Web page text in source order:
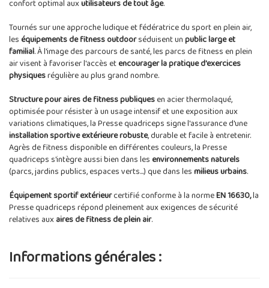
confort optimal auxutilisateurs de tout âge.
Tournés sur une approche ludique et fédératrice du sport en plein air,
leséquipements de fitness outdoorséduisent unpublic large et
familial. À l'image des parcours de santé, les parcs de fitness en plein
air visent à favoriser l'accès etencourager la pratique d'exercices
physiquesrégulière au plus grand nombre.
Structure pour aires de fitness publiquesen acier thermolaqué,
optimisée pour résister à un usage intensif et une exposition aux
variations climatiques, la Presse quadriceps signe l'assurance d'une
installation sportive extérieure robuste, durable et facile à entretenir.
Agrès de fitness disponible en différentes couleurs, la Presse
quadriceps s'intègre aussi bien dans lesenvironnements naturels
(parcs, jardins publics, espaces verts...) que dans lesmilieus urbains.
Équipement sportif extérieurcertifié conforme à la normeEN 16630,la
Presse quadriceps répond pleinement aux exigences de sécurité
relatives aux aires de fitness de plein air.
Informations générales :